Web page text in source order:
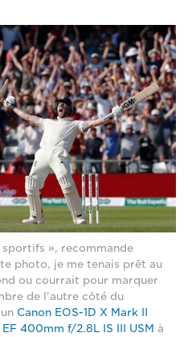
», recommande
photo, je me tenais prêt au
ou courrait pour marquer
de l'autre côté du
Canon EOS-1D X Mark II
EF 400mm f/2.8L IS III USM à